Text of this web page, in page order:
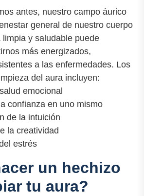
antes, nuestro campo áurico
general de nuestro cuerpo
y saludable puede
más energizados,
a las enfermedades. Los
del aura incluyen:
emocional
confianza en uno mismo
de la intuición
la creatividad
estrés
un hechizo
tu aura?